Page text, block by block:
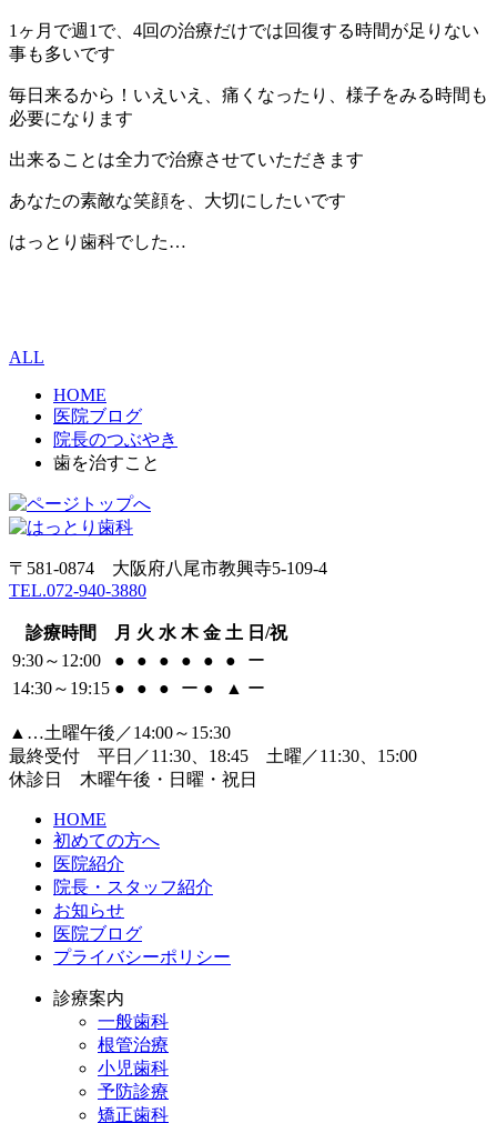
1ヶ月で週1で、4回の治療だけでは回復する時間が足りない
事も多いです
毎日来るから！いえいえ、痛くなったり、様子をみる時間も
必要になります
出来ることは全力で治療させていただきます
あなたの素敵な笑顔を、大切にしたいです
はっとり歯科でした…
ALL
HOME
医院ブログ
院長のつぶやき
歯を治すこと
〒581-0874 大阪府八尾市教興寺5-109-4
TEL.072-940-3880
診療時間 月 火 水 木 金 土 日/祝
9:30～12:00
● ● ● ● ● ●
ー
14:30～19:15 ● ● ● ー ● ▲ ー
▲…土曜午後／14:00～15:30
最終受付 平日／11:30、18:45 土曜／11:30、15:00
休診日 木曜午後・日曜・祝日
HOME
初めての方へ
医院紹介
院長・スタッフ紹介
お知らせ
医院ブログ
プライバシーポリシー
診療案内
一般歯科
根管治療
小児歯科
予防診療
矯正歯科